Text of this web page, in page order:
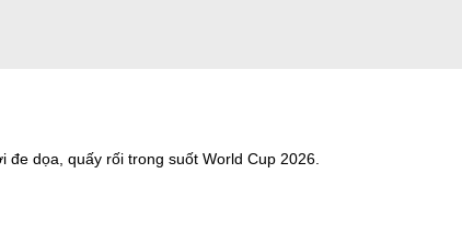
dọa, quấy rối trong suốt World Cup 2026.